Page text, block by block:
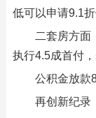
低可以申请9.1折
二套房方面
执行4.5成首付
公积金放款
再创新纪录